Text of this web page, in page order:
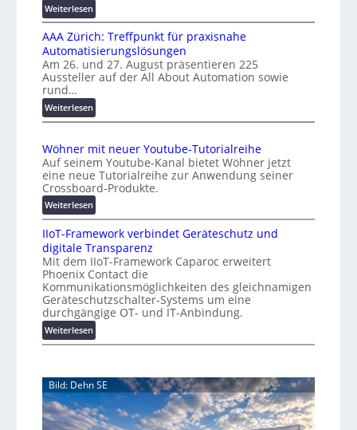
n
l
A
u
t
a
o
n
r
g
w
ä
c
h
s
i
t
e
r
Weiterlesen:
K
M
U
i
n
e
r
o
s
t
e
n
f
a
l
l
e
AAA Zürich: Treffpunkt für praxisnahe
Automatisierungslösungen
Am 26. und 27. August präsentieren 225
Aussteller auf der All About Automation sowie
rund…
Weiterlesen:
A
A
Z
ü
r
i
c
h
:
T
r
e
f
f
p
k
t
f
ü
Wöhner mit neuer Youtube-Tutorialreihe
Auf seinem Youtube-Kanal bietet Wöhner jetzt
eine neue Tutorialreihe zur Anwendung seiner
Crossboard-Produkte.
Weiterlesen:
W
ö
h
n
e
r
m
i
t
n
u
e
r
Y
IIoT-Framework verbindet Geräteschutz und
digitale Transparenz
Mit dem IIoT-Framework Caparoc erweitert
Phoenix Contact die
Kommunikationsmöglichkeiten des gleichnamigen
Geräteschutzschalter-Systems um eine
durchgängige OT- und IT-Anbindung.
Weiterlesen:
I
T
-
F
Bild: Dehn SE